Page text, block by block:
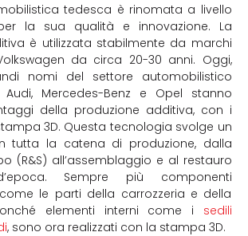
tedesca è rinomata a livello
la sua qualità e innovazione. La
è utilizzata stabilmente da marchi
da circa 20-30 anni. Oggi,
nomi del settore automobilistico
Audi, Mercedes-Benz e Opel stanno
della produzione additiva, con i
3D. Questa tecnologia svolge un
tutta la catena di produzione, dalla
(R&S) all’assemblaggio e al restauro
Sempre più componenti
le parti della carrozzeria e della
elementi interni come i sedili
, sono ora realizzati con la stampa 3D.